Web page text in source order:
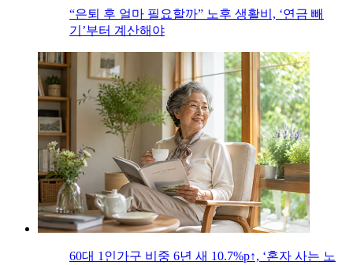
“은퇴 후 얼마 필요할까” 노후 생활비, ‘연금 빼
기’부터 계산해야
60대 1인가구 비중 6년 새 10.7%p↑, ‘혼자 사는 노